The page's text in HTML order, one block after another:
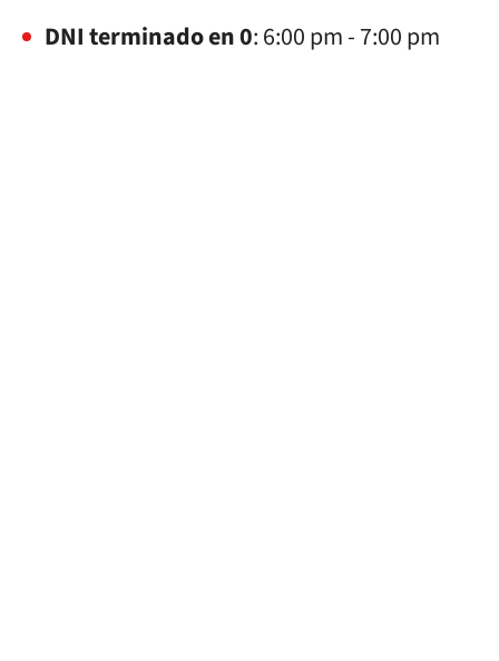
DNI terminado en 0: 6:00 pm - 7:00 pm